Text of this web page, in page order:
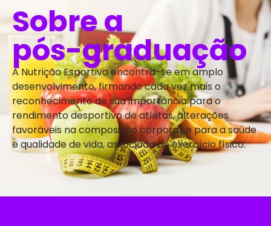
Sobre a
pós-graduação
A Nutrição Esportiva encontra-se em amplo
desenvolvimento, firmando cada vez mais o
reconhecimento de sua importância para o
rendimento desportivo de atletas, alterações
favoráveis na composição corporal, e para a saúde
e qualidade de vida, associada ao exercício físico.